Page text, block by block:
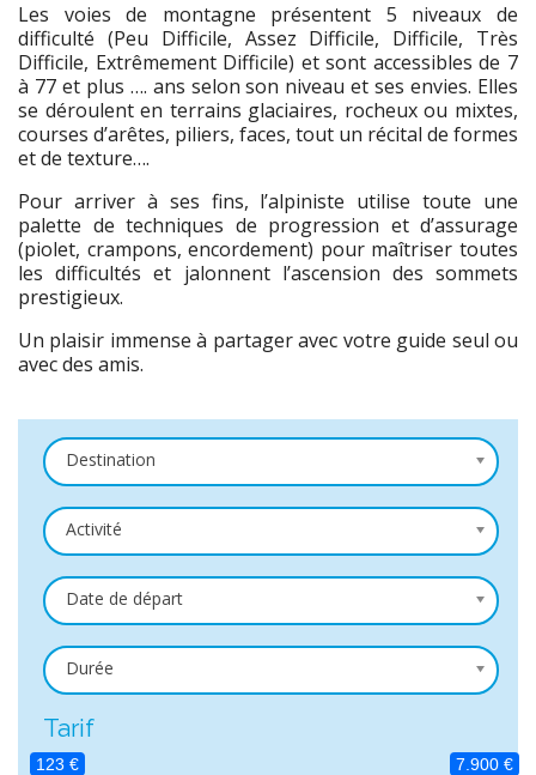
Les voies de montagne présentent 5 niveaux de
difficulté (Peu Difficile, Assez Difficile, Difficile, Très
Difficile, Extrêmement Difficile) et sont accessibles de 7
à 77 et plus …. ans selon son niveau et ses envies. Elles
se déroulent en terrains glaciaires, rocheux ou mixtes,
courses d’arêtes, piliers, faces, tout un récital de formes
et de texture….
Pour arriver à ses fins, l’alpiniste utilise toute une
palette de techniques de progression et d’assurage
(piolet, crampons, encordement) pour maîtriser toutes
les difficultés et jalonnent l’ascension des sommets
prestigieux.
Un plaisir immense à partager avec votre guide seul ou
avec des amis.
Destination
Activité
Date de départ
Durée
Tarif
123 € 7.900 €